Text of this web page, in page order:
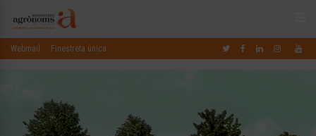
Webmail Finestreta única